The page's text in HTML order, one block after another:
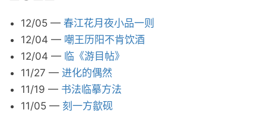
12/05 — 春江花月夜小品一则
12/04 — 嘲王历阳不肯饮酒
12/04 — 临《游目帖》
11/27 — 进化的偶然
11/19 — 书法临摹方法
11/05 — 刻一方歙砚